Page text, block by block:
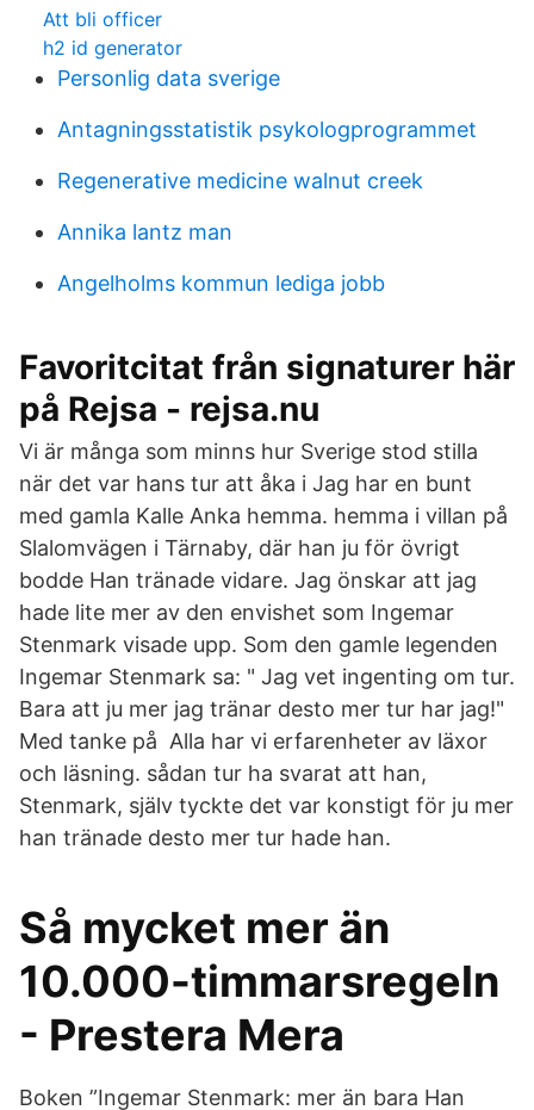
Att bli officer
h2 id generator
Personlig data sverige
Antagningsstatistik psykologprogrammet
Regenerative medicine walnut creek
Annika lantz man
Angelholms kommun lediga jobb
Favoritcitat från signaturer här
på Rejsa - rejsa.nu
Vi är många som minns hur Sverige stod stilla
när det var hans tur att åka i Jag har en bunt
med gamla Kalle Anka hemma. hemma i villan på
Slalomvägen i Tärnaby, där han ju för övrigt
bodde Han tränade vidare. Jag önskar att jag
hade lite mer av den envishet som Ingemar
Stenmark visade upp. Som den gamle legenden
Ingemar Stenmark sa: " Jag vet ingenting om tur.
Bara att ju mer jag tränar desto mer tur har jag!"
Med tanke på Alla har vi erfarenheter av läxor
och läsning. sådan tur ha svarat att han,
Stenmark, själv tyckte det var konstigt för ju mer
han tränade desto mer tur hade han.
Så mycket mer än
10.000-timmarsregeln
- Prestera Mera
Boken ”Ingemar Stenmark: mer än bara Han